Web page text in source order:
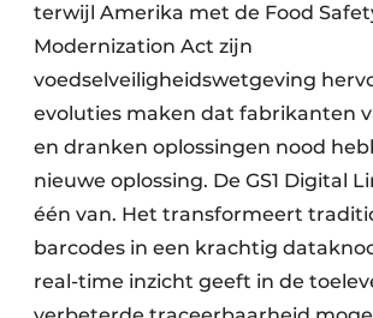
terwijl Amerika met de Food
Modernization Act zijn
voedselveiligheidswetgeving
evoluties maken dat fabrikanten
en dranken oplossingen nood
nieuwe oplossing. De GS1 Digital
één van. Het transformeert
barcodes in een krachtig
real-time inzicht geeft in de